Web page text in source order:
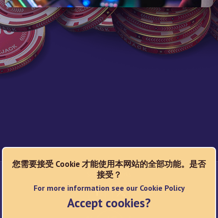
Social Networks
您需要接受 Cookie 才能使用本网站的全部功能。是否
接受？
For more information see our Cookie Policy
Accept cookies?